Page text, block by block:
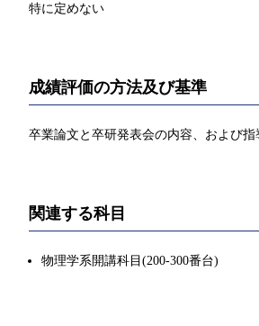
特に定めない
成績評価の方法及び基準
卒業論文と卒研発表会の内容、および
関連する科目
物理学系開講科目(200-300番台)